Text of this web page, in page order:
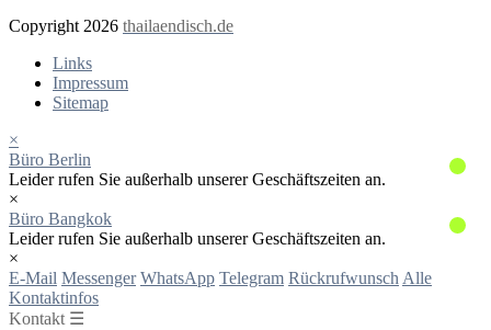
Copyright 2026 thailaendisch.de
Links
Impressum
Sitemap
×
Büro Berlin
Leider rufen Sie außerhalb unserer Geschäftszeiten an.
×
Büro Bangkok
Leider rufen Sie außerhalb unserer Geschäftszeiten an.
×
E-Mail Messenger WhatsApp Telegram Rückrufwunsch Alle
Kontaktinfos
Kontakt ☰